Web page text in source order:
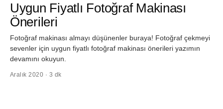
Uygun Fiyatlı Fotoğraf Makinası
Önerileri
Fotoğraf makinası almayı düşünenler buraya! Fotoğraf çekmeyi
sevenler için uygun fiyatlı fotoğraf makinası önerileri yazımın
devamını okuyun.
Aralık 2020 · 3 dk